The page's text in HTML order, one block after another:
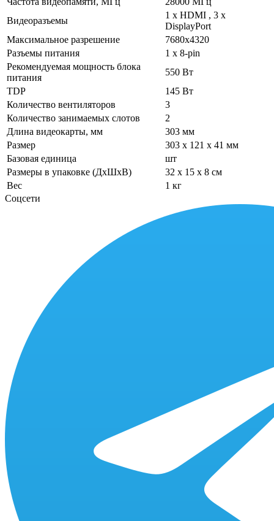
Видеоразъемы
1 х HDMI , 3 х
DisplayPort
Максимальное разрешение
7680х4320
Разъемы питания
1 x 8-pin
Рекомендуемая мощность блока
питания
550 Вт
TDP
145 Вт
Количество вентиляторов
3
Количество занимаемых слотов
2
Длина видеокарты, мм
303 мм
Размер
303 x 121 x 41 мм
Базовая единица
шт
Размеры в упаковке (ДхШхВ)
32 x 15 x 8 см
Вес
1 кг
Соцсети